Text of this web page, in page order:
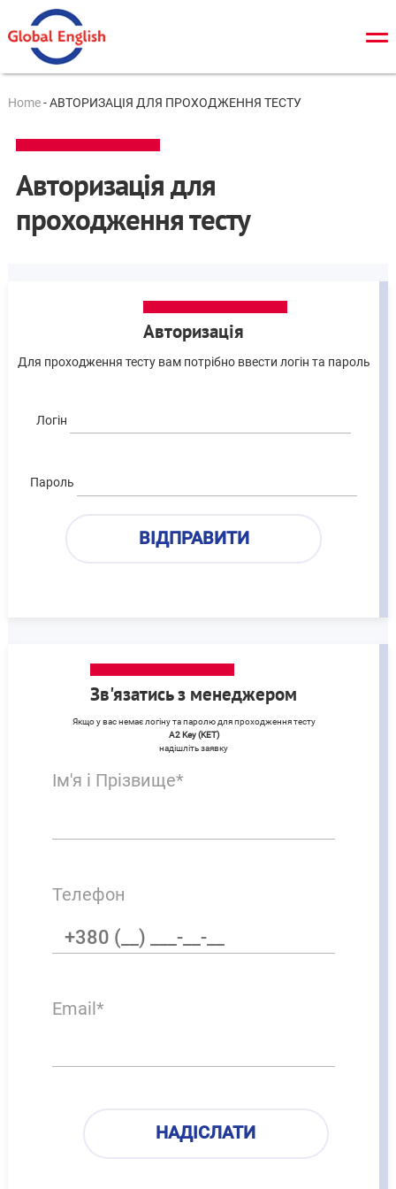
IELTS
Cambridge tests
Home-АВТОРИЗАЦІЯ ДЛЯ ПРОХОДЖЕННЯ ТЕСТУ
Авторизація для
проходження тесту
Авторизація
Для проходження тесту вам потрібно ввести логін та пароль
Логін
Пароль
Зв'язатись з менеджером
Якщо у вас немає логіну та паролю для проходження тесту
A2 Key (KET)
надішліть заявку
Ім'я і Прізвище*
Телефон
Email*